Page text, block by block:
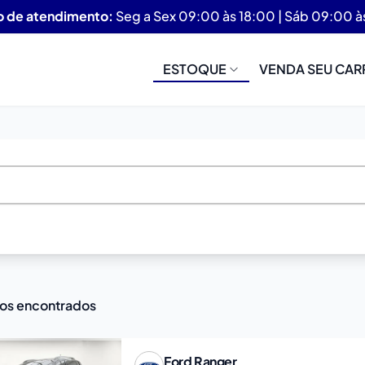
de atendimento: Seg a Sex 09:00 às 18:00 | Sáb 09:00
ESTOQUE VENDA SEU
encontrados
FordRanger